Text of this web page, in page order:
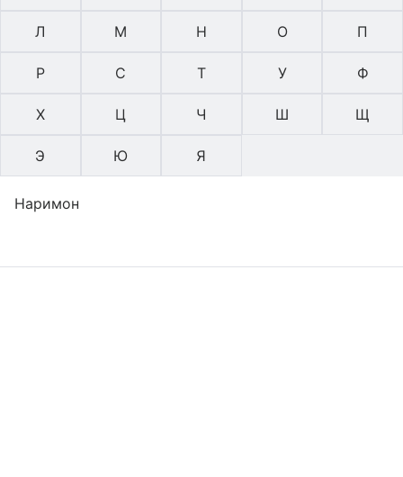
Л М Н О П
Р С Т У Ф
Х Ц Ч Ш Щ
Э Ю Я
Наримон